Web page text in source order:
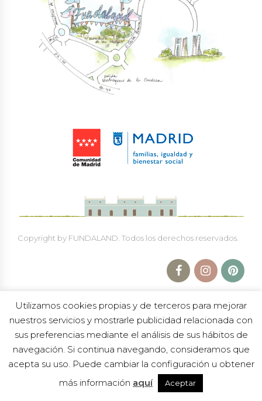
Copyright by FUNDALAND. Todos los derechos reservados.
Política de Protección a la Infancia|Política de
privacidad|Aviso legal|Trabaja en Fundaland
Utilizamos cookies propias y de terceros para mejorar
nuestros servicios y mostrarle publicidad relacionada con
sus preferencias mediante el análisis de sus hábitos de
navegación. Si continua navegando, consideramos que
acepta su uso. Puede cambiar la configuración u obtener
más información aquí Aceptar